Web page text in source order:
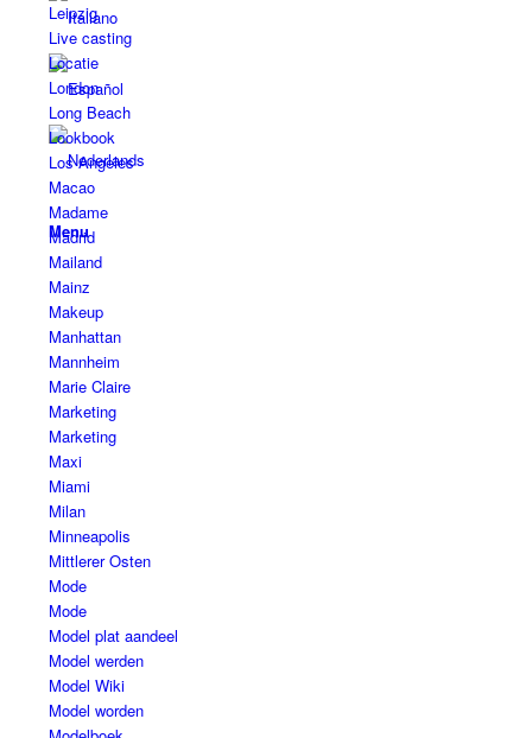
Menu
Leipzig
Live casting
Locatie
London
Long Beach
Lookbook
Los Angeles
Macao
Madame
Madrid
Mailand
Mainz
Makeup
Manhattan
Mannheim
Marie Claire
Marketing
Marketing
Maxi
Miami
Milan
Minneapolis
Mittlerer Osten
Mode
Mode
Model plat aandeel
Model werden
Model Wiki
Model worden